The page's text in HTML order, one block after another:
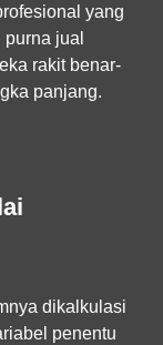
yang
jual
rakit benar-
panjang.
dikalkulasi
penentu